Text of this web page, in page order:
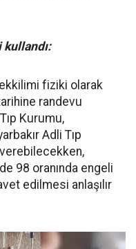
fiziki olarak
randevu
Kurumu,
Adli Tıp
verebilecekken,
98 oranında engeli
edilmesi anlaşılır